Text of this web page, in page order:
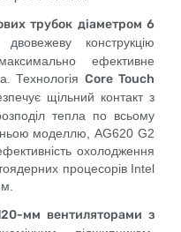
трубок діаметром 6
конструкцію
ефективне
ТехнологіяCore Touch
щільний контакт з
тепла по всьому
моделлю, AG620 G2
охолодження
процесорів Intel
мм вентиляторами з